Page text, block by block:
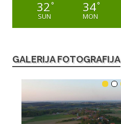
32°
SUN
34°
MON
GALERIJA FOTOGRAFIJA